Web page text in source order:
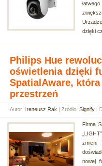
dzięki
Philips Hue
oświetlenia dzięki
SpatialAware,
przestrzeń
Autor: Ireneusz Rak | Źródło: Signify |
Firma
zmieni
nowej